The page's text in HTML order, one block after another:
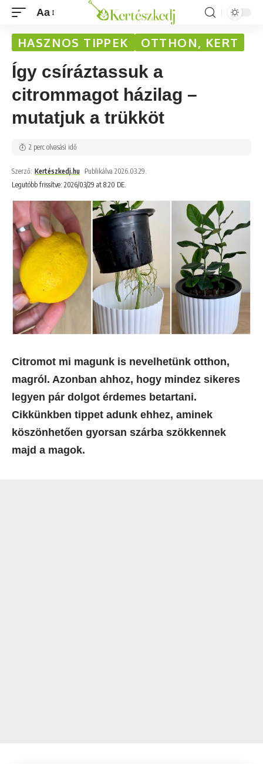
Aa
HASZNOS TIPPEK OTTHON, KERT
Így csíráztassuk a
citrommagot házilag –
mutatjuk a trükköt
Legutóbb frissítve: 2026/03/29 at 8:20 DE.
Szerző: Kertészkedj.hu Publikálva 2026.03.29.
2 perc olvasási idő
Citromot mi magunk is nevelhetünk otthon,
magról. Azonban ahhoz, hogy mindez sikeres
legyen pár dolgot érdemes betartani.
Cikkünkben tippet adunk ehhez, aminek
köszönhetően gyorsan szárba szökkennek
majd a magok.